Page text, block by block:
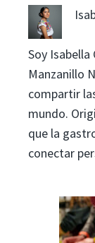
Soy
Manzanillo
compartir
mundo.
que la
conectar